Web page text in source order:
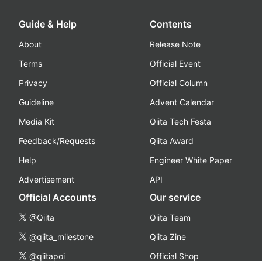
Guide & Help
About
Terms
Privacy
Guideline
Media Kit
Feedback/Requests
Help
Advertisement
Contents
Release Note
Official Event
Official Column
Advent Calendar
Qiita Tech Festa
Qiita Award
Engineer White Paper
API
Official Accounts
@Qiita
@qiita_milestone
@qiitapoi
Our service
Qiita Team
Qiita Zine
Official Shop